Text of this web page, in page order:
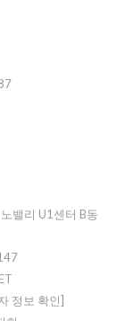
밸리 U1센터 B동
정보 확인]